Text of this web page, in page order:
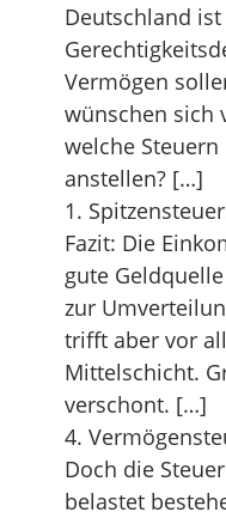
Deutschland
Vermögen
wünschen sich
welche
anstellen? […]
1.
Fazit: Die
gute
zur
trifft aber vor
Mittelschicht.
verschont. […]
4.
Doch die
belastet